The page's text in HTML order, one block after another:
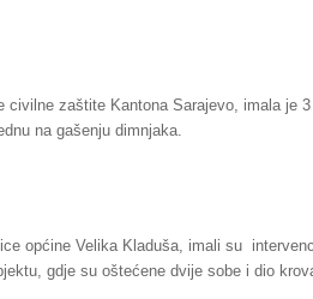
civilne zaštite Kantona Sarajevo, imala je
na gašenju dimnjaka.
općine Velika Kladuša, imali su
gdje su oštećene dvije sobe i dio